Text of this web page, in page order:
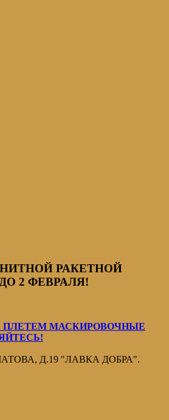
РАКЕТНОЙ
2 ФЕВРАЛЯ!
МАСКИРОВОЧНЫЕ
Д.19 "ЛАВКА ДОБРА".